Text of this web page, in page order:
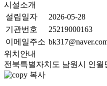
시설소개
설립일자
2026-05-28
기관번호
25219000163
이메일주소
위치안내
전북특별자치도 남원시 인월
복사